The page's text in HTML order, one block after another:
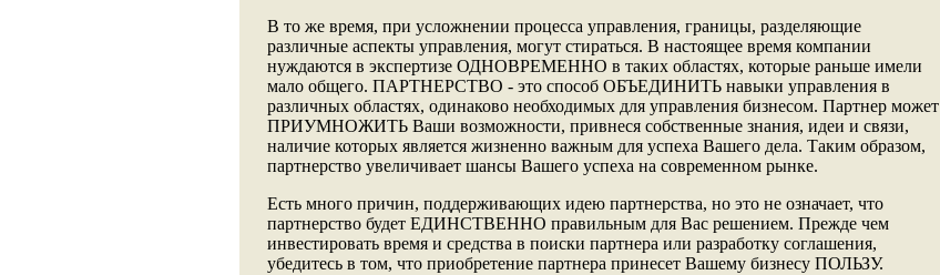
В то же время, при усложнении процесса управления, границы, разделяющие
различные аспекты управления, могут стираться. В настоящее время компании
нуждаются в экспертизе ОДНОВРЕМЕННО в таких областях, которые раньше имели
мало общего. ПАРТНЕРСТВО - это способ ОБЪЕДИНИТЬ навыки управления в
различных областях, одинаково необходимых для управления бизнесом. Партнер может
ПРИУМНОЖИТЬ Ваши возможности, привнеся собственные знания, идеи и связи,
наличие которых является жизненно важным для успеха Вашего дела. Таким образом,
партнерство увеличивает шансы Вашего успеха на современном рынке.
Есть много причин, поддерживающих идею партнерства, но это не означает, что
партнерство будет ЕДИНСТВЕННО правильным для Вас решением. Прежде чем
инвестировать время и средства в поиски партнера или разработку соглашения,
убедитесь в том, что приобретение партнера принесет Вашему бизнесу ПОЛЬЗУ.